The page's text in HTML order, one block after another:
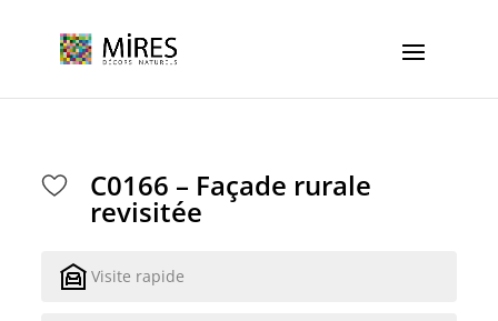
C0166 – Façade rurale
revisitée
Visite rapide